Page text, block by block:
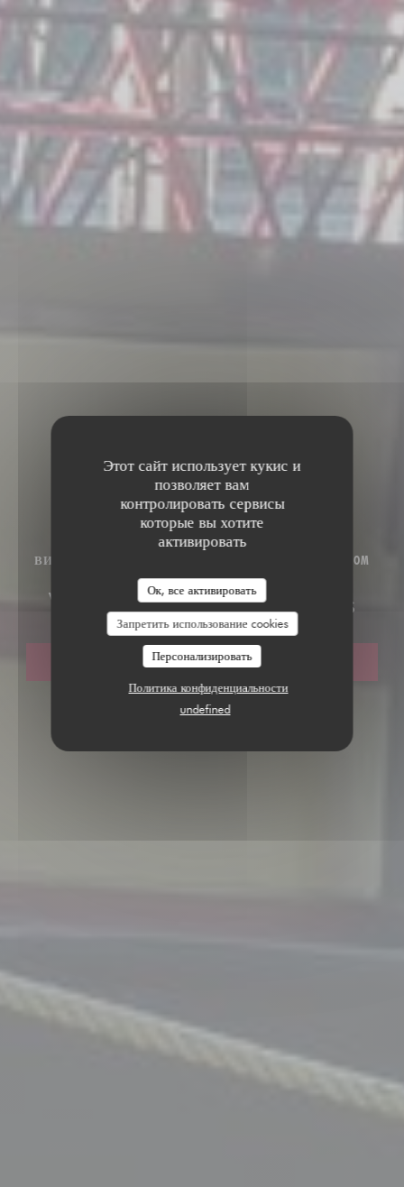
Этот сайт использует кукис и
позволяет вам
контролировать сервисы
которые вы хотите
активировать
Ок, все активировать
Запретить использование cookies
Персонализировать
Политика конфиденциальности
undefined
ВИННЫЙ БАР AVIGNON - VINOTAGE.AVIGNON@GMAIL.COM
Vinotage - Péniche à Vins
ЗАБРОНИРОВАТЬ СТОЛИК